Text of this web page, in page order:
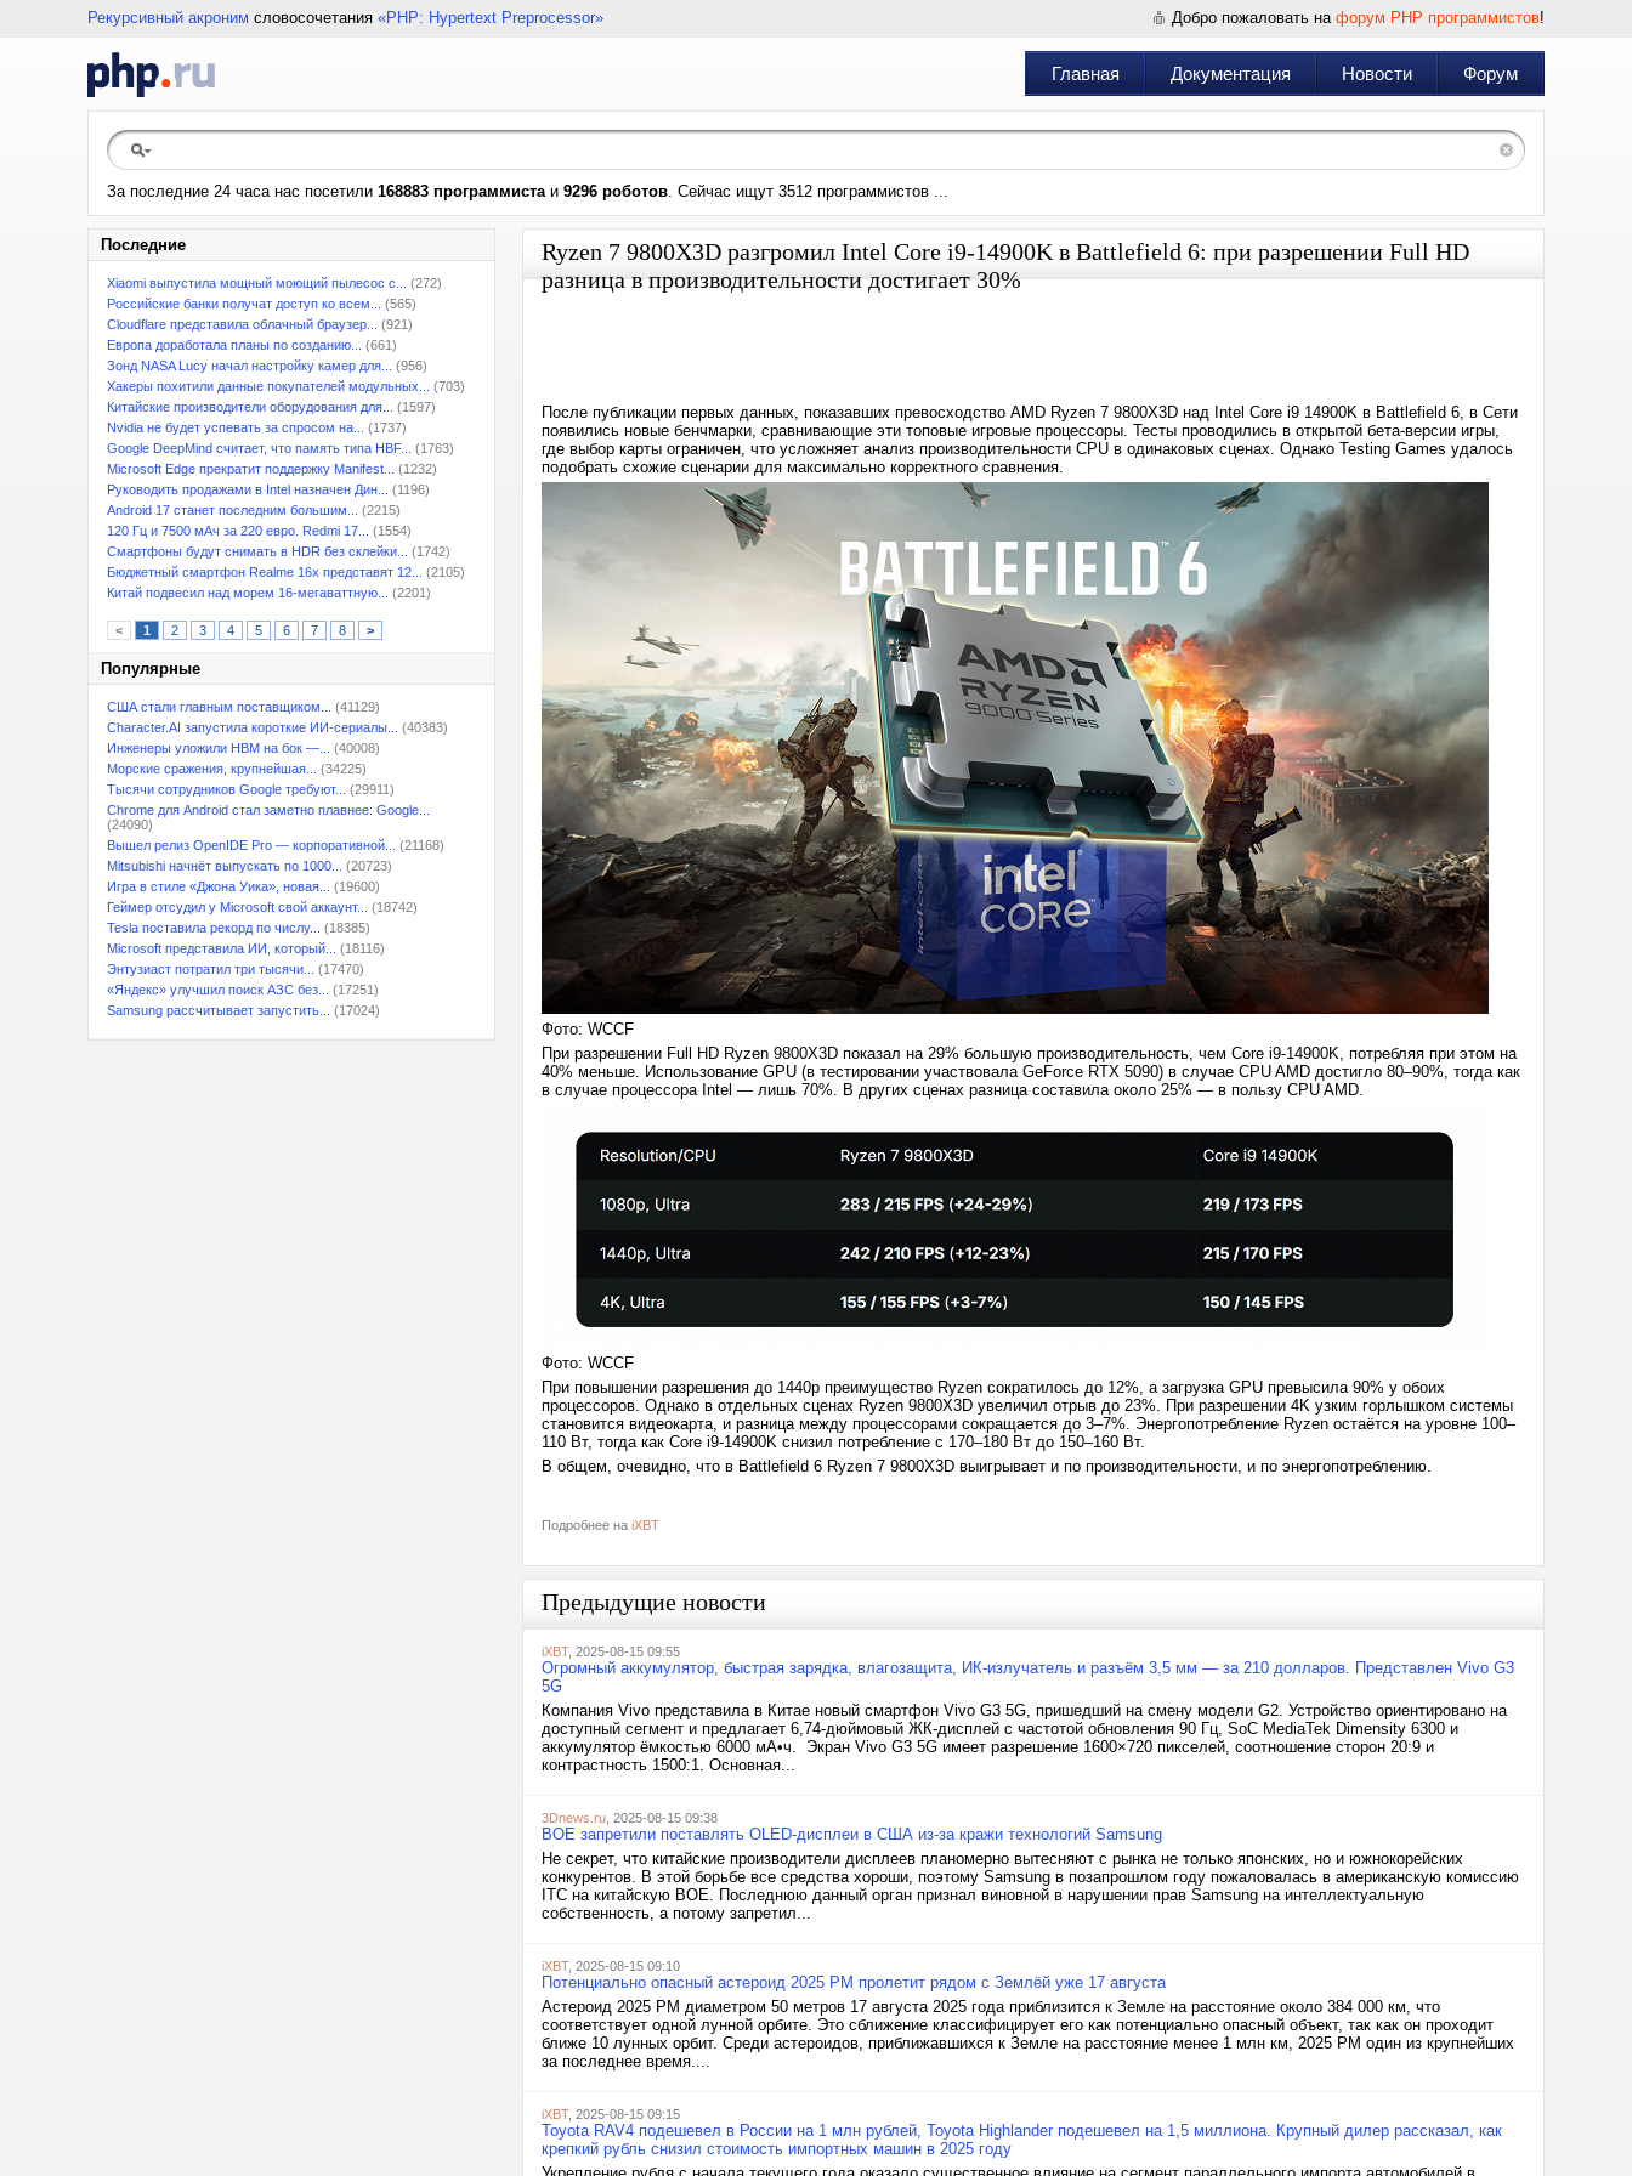
Рекурсивный акроним словосочетания «PHP: Hypertext Preprocessor» Добро пожаловать на форум PHP программистов!
Главная Документация Новости Форум
За последние 24 часа нас посетили 168883 программистаи 9296 роботов. Сейчас ищут 3512 программистов ...
Последние
Xiaomi выпустила мощный моющий пылесос с...
(272)
Российские банки получат доступ ко всем...
(565)
Cloudflare представила облачный браузер...
(921)
Европа доработала планы по созданию...
(661)
Зонд NASA Lucy начал настройку камер для...
(956)
Хакеры похитили данные покупателей модульных...
(703)
Китайские производители оборудования для...
(1597)
Nvidia не будет успевать за спросом на...
(1737)
Google DeepMind считает, что память типа HBF...
(1763)
Microsoft Edge прекратит поддержку Manifest...
(1232)
Руководить продажами в Intel назначен Дин...
(1196)
Android 17 станет последним большим...
(2215)
120 Гц и 7500 мАч за 220 евро. Redmi 17...
(1554)
Смартфоны будут снимать в HDR без склейки...
(1742)
Бюджетный смартфон Realme 16x представят 12...
(2105)
Китай подвесил над морем 16-мегаваттную...
(2201)
< 1 2 3 4 5 6 7 8 >
Популярные
США стали главным поставщиком...
(41129)
Character.AI запустила короткие ИИ-сериалы...
(40383)
Инженеры уложили HBM на бок —...
(40008)
Морские сражения, крупнейшая...
(34225)
Тысячи сотрудников Google требуют...
(29911)
Chrome для Android стал заметно плавнее: Google...
(24090)
Вышел релиз OpenIDE Pro — корпоративной...
(21168)
Mitsubishi начнёт выпускать по 1000...
(20723)
Игра в стиле «Джона Уика», новая...
(19600)
Геймер отсудил у Microsoft свой аккаунт...
(18742)
Tesla поставила рекорд по числу...
(18385)
Microsoft представила ИИ, который...
(18116)
Энтузиаст потратил три тысячи...
(17470)
«Яндекс» улучшил поиск АЗС без...
(17251)
Samsung рассчитывает запустить...
(17024)
Ryzen 7 9800X3D разгромил Intel Core i9-14900K в Battlefield 6: при разрешении Full HD
разница в производительности достигает 30%
После публикации первых данных, показавших превосходство AMD Ryzen 7 9800X3D над Intel Core i9 14900K в Battlefield 6, в Cети
появились новые бенчмарки, сравнивающие эти топовые игровые процессоры. Тесты проводились в открытой бета-версии игры,
где выбор карты ограничен, что усложняет анализ производительности CPU в одинаковых сценах. Однако Testing Games удалось
подобрать схожие сценарии для максимально корректного сравнения.
Фото: WCCF
При разрешении Full HD Ryzen 9800X3D показал на 29% большую производительность, чем Core i9-14900K, потребляя при этом на
40% меньше. Использование GPU (в тестировании участвовала GeForce RTX 5090) в случае CPU AMD достигло 80–90%, тогда как
в случае процессора Intel — лишь 70%. В других сценах разница составила около 25% — в пользу CPU AMD.
Фото: WCCF
При повышении разрешения до 1440p преимущество Ryzen сократилось до 12%, а загрузка GPU превысила 90% у обоих
процессоров. Однако в отдельных сценах Ryzen 9800X3D увеличил отрыв до 23%. При разрешении 4K узким горлышком системы
становится видеокарта, и разница между процессорами сокращается до 3–7%. Энергопотребление Ryzen остаётся на уровне 100–
110 Вт, тогда как Core i9-14900K снизил потребление с 170–180 Вт до 150–160 Вт.
В общем, очевидно, что в Battlefield 6 Ryzen 7 9800X3D выигрывает и по производительности, и по энергопотреблению.
Подробнее на iXBT
Предыдущие новости
iXBT, 2025-08-15 09:55
Огромный аккумулятор, быстрая зарядка, влагозащита, ИК-излучатель и разъём 3,5 мм — за 210 долларов. Представлен Vivo G3
5G
Компания Vivo представила в Китае новый смартфон Vivo G3 5G, пришедший на смену модели G2. Устройство ориентировано на
доступный сегмент и предлагает 6,74-дюймовый ЖК-дисплей с частотой обновления 90 Гц, SoC MediaTek Dimensity 6300 и
аккумулятор ёмкостью 6000 мА•ч. Экран Vivo G3 5G имеет разрешение 1600×720 пикселей, соотношение сторон 20:9 и
контрастность 1500:1. Основная...
3Dnews.ru , 2025-08-15 09:38
BOE запретили поставлять OLED-дисплеи в США из-за кражи технологий Samsung
Не секрет, что китайские производители дисплеев планомерно вытесняют с рынка не только японских, но и южнокорейских
конкурентов. В этой борьбе все средства хороши, поэтому Samsung в позапрошлом году пожаловалась в американскую комиссию
ITC на китайскую BOE. Последнюю данный орган признал виновной в нарушении прав Samsung на интеллектуальную
собственность, а потому запретил...
iXBT, 2025-08-15 09:10
Потенциально опасный астероид 2025 PM пролетит рядом с Землёй уже 17 августа
Астероид 2025 PM диаметром 50 метров 17 августа 2025 года приблизится к Земле на расстояние около 384 000 км, что
соответствует одной лунной орбите. Это сближение классифицирует его как потенциально опасный объект, так как он проходит
ближе 10 лунных орбит. Среди астероидов, приближавшихся к Земле на расстояние менее 1 млн км, 2025 PM один из крупнейших
за последнее время....
iXBT, 2025-08-15 09:15
Toyota RAV4 подешевел в России на 1 млн рублей, Toyota Highlander подешевел на 1,5 миллиона. Крупный дилер рассказал, как
крепкий рубль снизил стоимость импортных машин в 2025 году